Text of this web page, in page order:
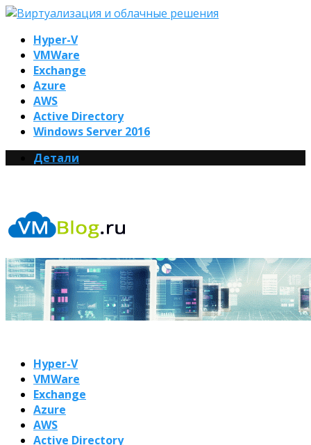
Hyper-V
VMWare
Exchange
Azure
AWS
Active Directory
Windows Server 2016
Детали
Hyper-V
VMWare
Exchange
Azure
AWS
Active Directory